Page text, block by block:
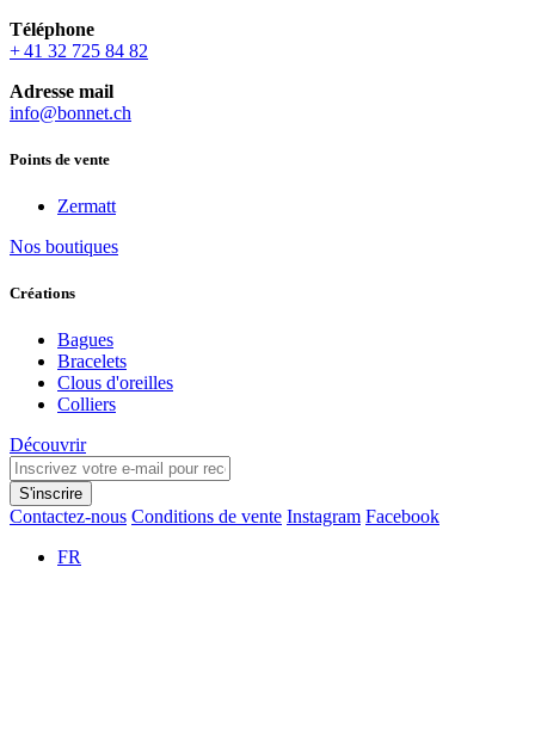
Téléphone
+ 41 32 725 84 82
Adresse mail
info@bonnet.ch
Points de vente
Zermatt
Nos boutiques
Créations
Bagues
Bracelets
Clous d'oreilles
Colliers
Découvrir
S'inscrire
Contactez-nous Conditions de vente Instagram Facebook
FR